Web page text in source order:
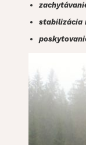
stabilizácia